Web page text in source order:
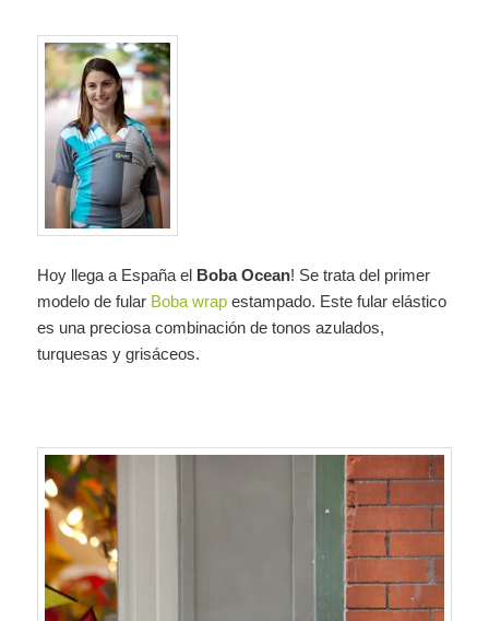
Hoy llega a España el Boba Ocean! Se trata del primer
modelo de fular Boba wrap estampado. Este fular elástico
es una preciosa combinación de tonos azulados,
turquesas y grisáceos.